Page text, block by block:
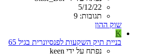
5/12/22
תגובות: 9
שוק ההון
K
בניית תיק השקעות לפנסיונרית בגיל 65
נפתח על ידי keen